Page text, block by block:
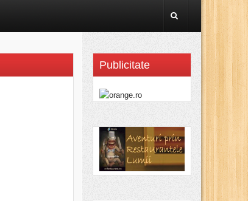
Publicitate